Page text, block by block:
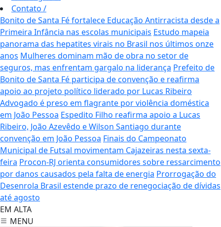
Contato /
Bonito de Santa Fé fortalece Educação Antirracista desde a
Primeira Infância nas escolas municipais Estudo mapeia
panorama das hepatites virais no Brasil nos últimos onze
anos Mulheres dominam mão de obra no setor de
seguros, mas enfrentam gargalo na liderança Prefeito de
Bonito de Santa Fé participa de convenção e reafirma
apoio ao projeto político liderado por Lucas Ribeiro
Advogado é preso em flagrante por violência doméstica
em João Pessoa Espedito Filho reafirma apoio a Lucas
Ribeiro, João Azevêdo e Wilson Santiago durante
convenção em João Pessoa Finais do Campeonato
Municipal de Futsal movimentam Cajazeiras nesta sexta-
feira Procon-RJ orienta consumidores sobre ressarcimento
por danos causados pela falta de energia Prorrogação do
Desenrola Brasil estende prazo de renegociação de dívidas
até agosto
EM ALTA
MENU